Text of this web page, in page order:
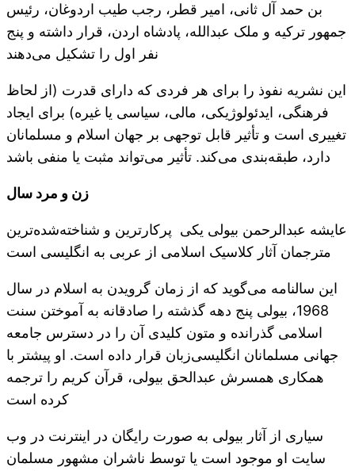
بن حمد آل ثانی، امیر قطر، رجب طیب اردوغان، رئیس
جمهور ترکیه و ملک عبدالله، پادشاه اردن، قرار داشته و پنج
نفر اول را تشکیل می‌دهند
این نشریه نفوذ را برای هر فردی که دارای قدرت (از لحاظ
فرهنگی، ایدئولوژیکی، مالی، سیاسی یا غیره) برای ایجاد
تغییری است و تأثیر قابل توجهی بر جهان اسلام و مسلمانان
دارد، طبقه‌بندی می‌کند. تأثیر می‌تواند مثبت یا منفی باشد
زن و مرد سال
عایشه عبدالرحمن بیولی یکی پرکارترین و شناخته‌شده‌ترین
مترجمان آثار کلاسیک اسلامی از عربی به انگلیسی است
این سالنامه می‌گوید که از زمان گرویدن به اسلام در سال
1968، بیولی پنج دهه گذشته را صادقانه به آموختن سنت
اسلامی گذرانده و متون کلیدی آن را در دسترس جامعه
جهانی مسلمانان انگلیسی‌زبان قرار داده است. او پیشتر با
همکاری همسرش عبدالحق بیولی، قرآن کریم را ترجمه
کرده است
سیاری از آثار بیولی به صورت رایگان در اینترنت در وب
سایت او موجود است یا توسط ناشران مشهور مسلمان